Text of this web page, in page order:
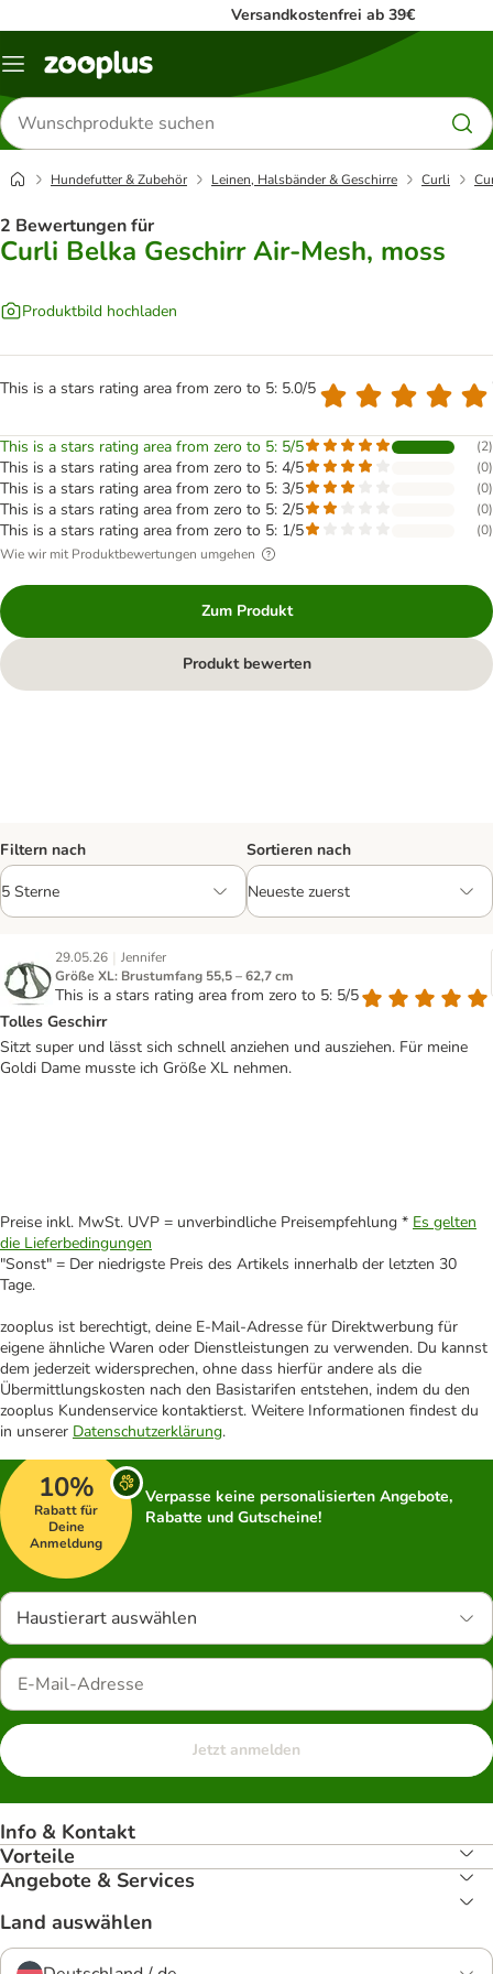
Versandkostenfrei ab 39€
Menü
Produkte
suchen
Hundefutter & Zubehör Leinen, Halsbänder & Geschirre Curli
2 Bewertungen für
Curli Belka Geschirr Air-Mesh, moss
Produktbild hochladen
This is a stars rating area from zero to 5: 5.0/5
This is a stars rating area from zero to 5: 5/5 (2)
This is a stars rating area from zero to 5: 4/5 (0)
This is a stars rating area from zero to 5: 3/5 (0)
This is a stars rating area from zero to 5: 2/5 (0)
This is a stars rating area from zero to 5: 1/5 (0)
Wie wir mit Produktbewertungen umgehen
Zum Produkt
Produkt bewerten
Filtern nach Sortieren nach
29.05.26 | Jennifer
Größe XL: Brustumfang 55,5 – 62,7 cm
This is a stars rating area from zero to 5: 5/5
Tolles Geschirr
Sitzt super und lässt sich schnell anziehen und ausziehen. Für meine
Goldi Dame musste ich Größe XL nehmen.
Preise inkl. MwSt. UVP = unverbindliche Preisempfehlung * Es gelten
die Lieferbedingungen
"Sonst" = Der niedrigste Preis des Artikels innerhalb der letzten 30
Tage.
zooplus ist berechtigt, deine E-Mail-Adresse für Direktwerbung für
eigene ähnliche Waren oder Dienstleistungen zu verwenden. Du kannst
dem jederzeit widersprechen, ohne dass hierfür andere als die
Übermittlungskosten nach den Basistarifen entstehen, indem du den
zooplus Kundenservice kontaktierst. Weitere Informationen findest du
in unserer Datenschutzerklärung.
10%
Rabatt für
Deine
Anmeldung
Verpasse keine personalisierten Angebote,
Rabatte und Gutscheine!
Haustierart auswählen
Jetzt anmelden
Info & Kontakt
Vorteile
Angebote & Services
Land auswählen